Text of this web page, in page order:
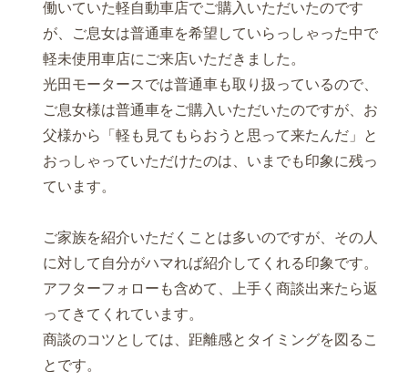
働いていた軽自動車店でご購入いただいたのです
が、ご息女は普通車を希望していらっしゃった中で
軽未使用車店にご来店いただきました。
光田モータースでは普通車も取り扱っているので、
ご息女様は普通車をご購入いただいたのですが、お
父様から「軽も見てもらおうと思って来たんだ」と
おっしゃっていただけたのは、いまでも印象に残っ
ています。
ご家族を紹介いただくことは多いのですが、その人
に対して自分がハマれば紹介してくれる印象です。
アフターフォローも含めて、上手く商談出来たら返
ってきてくれています。
商談のコツとしては、距離感とタイミングを図るこ
とです。